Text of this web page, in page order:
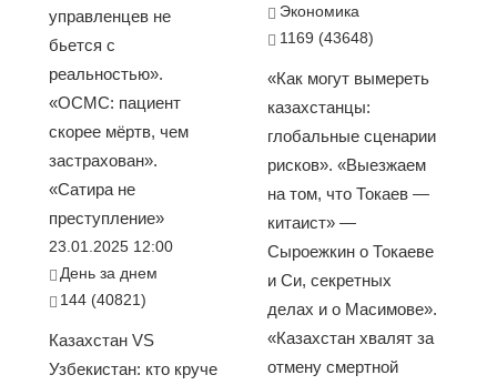
управленцев не
бьется с
реальностью».
«ОСМС: пациент
скорее мёртв, чем
застрахован».
«Сатира не
преступление»
23.01.2025 12:00
День за днем
144 (40821)
Казахстан VS
Узбекистан: кто круче
Экономика
1169 (43648)
«Как могут вымереть
казахстанцы:
глобальные сценарии
рисков». «Выезжаем
на том, что Токаев —
китаист» —
Сыроежкин о Токаеве
и Си, секретных
делах и о Масимове».
«Казахстан хвалят за
отмену смертной